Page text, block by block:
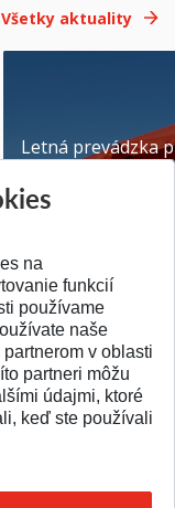
Všetky aktuality
Letná prevádzka
Pridané 23.06.2026
na
funkcií
používame
naše
v oblasti
partneri môžu
údajmi, ktoré
keď ste používali